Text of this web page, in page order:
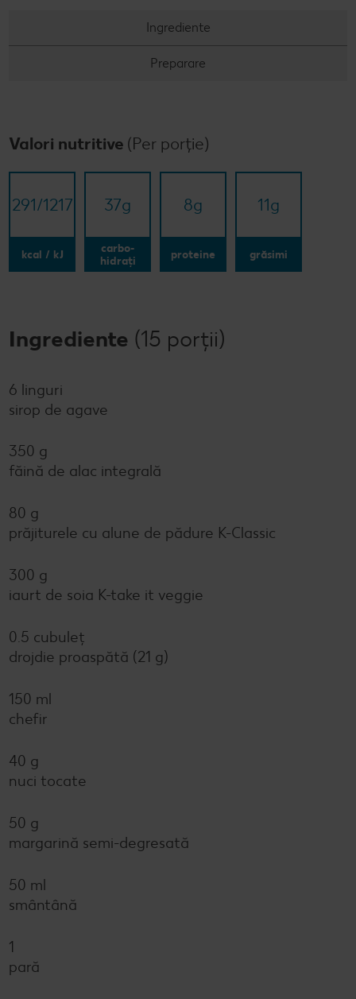
Ingrediente
Preparare
Valori nutritive (Per porție)
291/​1217
kcal / kJ
37g
carbo-
hidrați
8g
proteine
11g
grăsimi
Ingrediente (15 porții)
6 linguri
sirop de agave
350 g
făină de alac integrală
80 g
prăjiturele cu alune de pădure K-Classic
300 g
iaurt de soia K-take it veggie
0.5 cubuleț
drojdie proaspătă (21 g)
150 ml
chefir
40 g
nuci tocate
50 g
margarină semi-degresată
50 ml
smântână
1
pară